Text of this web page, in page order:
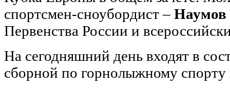
спортсмен-сноубордист –
Первенства России и
На сегодняшний день входят в
сборной по горнолыжному спорту